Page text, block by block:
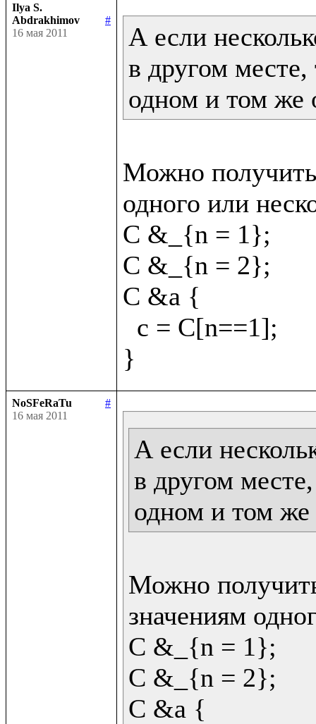
Ilya S.
Abdrakhimov
#
16 мая 2011
А если
в другом месте,
одном и том же
Можно
одного или
C &_{n = 1};
C &_{n = 2};
C &a {
NoSFeRaTu
#
16 мая 2011
А если
в другом
одном и том же
Можно
значениям
C &_{n = 1};
C &_{n = 2};
C &a {